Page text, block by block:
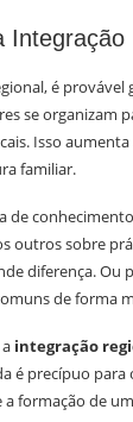
Integração
é provável
se organizam
Isso
familiar.
de
outros sobre
diferença. Ou
de forma
integração
é precípuo
a formação de